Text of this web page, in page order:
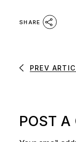
SHARE
PREV
POST A